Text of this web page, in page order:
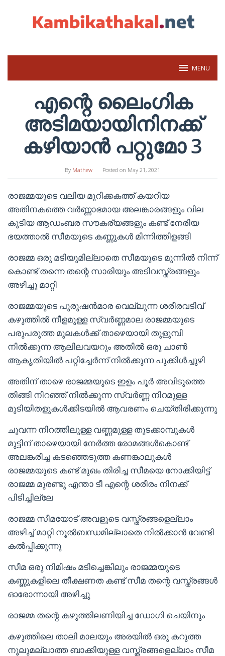
MENU
എന്റെ ലൈംഗിക
അടിമയായിനിനക്ക്
കഴിയാൻ പറ്റുമോ 3
By Mathew Posted on May 21, 2021
രാജമ്മയുടെ വലിയ മുറിക്കകത്ത് കയറിയ
അതിനകത്തെ വർണ്ണാഭമായ അലങ്കാരങ്ങളും വില
കൂടിയ ആഡംബര സൗകര്യങ്ങളും കണ്ട് നേരിയ
ഭയത്താൽ സീമയുടെ കണ്ണുകൾ മിന്നിത്തിളങ്ങി
രാജമ്മ ഒരു മടിയുമില്ലാതെ സീമയുടെ മുന്നിൽ നിന്ന്
കൊണ്ട് തന്നെ തന്റെ സാരിയും അടിവസ്ത്രങ്ങളും
അഴിച്ചു മാറ്റി
രാജമ്മയുടെ പുരുഷൻമാര വെല്ലുന്ന ശരീരവടിവ്
കഴുത്തിൽ നീളമുള്ള സ്വർണ്ണമാല രാജമ്മയുടെ
പരുപരുത്ത മുലകൾക്ക് താഴെയായി തുളുമ്പി
നിൽക്കുന്ന ആലിലവയറും അതിൽ ഒരു ചാൺ
ആകൃതിയിൽ പറ്റിച്ചേർന്ന് നിൽക്കുന്ന പുക്കിൾച്ചുഴി
അതിന് താഴെ രാജമ്മയുടെ ഇളം പൂർ അവിടുത്തെ
തിങ്ങി നിറഞ്ഞ് നിൽക്കുന്ന സ്വർണ്ണ നിറമുള്ള
മുടിയിതളുകൾക്കിടയിൽ ആവരണം ചെയ്തിരിക്കുന്നു
ചുവന്ന നിറത്തിലുള്ള വണ്ണമുള്ള തുടക്കാമ്പുകൾ
മുട്ടിന് താഴെയായി നേർത്ത രോമങ്ങൾകൊണ്ട്
അലങ്കരിച്ച കടഞ്ഞെടുത്ത കണങ്കാലുകൾ
രാജമ്മയുടെ കണ്ട് മുഖം തിരിച്ച സീമയെ നോക്കിയിട്ട്
രാജമ്മ മുരണ്ടു എന്താ ടീ എന്റെ ശരീരം നിനക്ക്
പിടിച്ചില്ലേ
രാജമ്മ സീമയോട് അവളുടെ വസ്ത്രങ്ങളെല്ലാം
അഴിച്ച് മാറ്റി നൂൽബന്ധമില്ലാതെ നിൽക്കാൻ വേണ്ടി
കൽപ്പിക്കുന്നു
സീമ ഒരു നിമിഷം മടിച്ചെങ്കിലും രാജമ്മയുടെ
കണ്ണുകളിലെ തീക്ഷണത കണ്ട് സീമ തന്റെ വസ്ത്രങ്ങൾ
ഓരോന്നായി അഴിച്ചു
രാജമ്മ തന്റെ കഴുത്തിലണിയിച്ച ഡോഗി ചെയിനും
കഴുത്തിലെ താലി മാലയും അരയിൽ ഒരു കറുത്ത
നൂലുമല്ലാത്ത ബാക്കിയുള്ള വസ്ത്രങ്ങളെല്ലാം സീമ